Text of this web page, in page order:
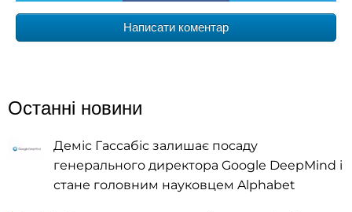
Написати коментар
Останні новини
Деміс Гассабіс залишає посаду
генерального директора Google DeepMind і
стане головним науковцем Alphabet